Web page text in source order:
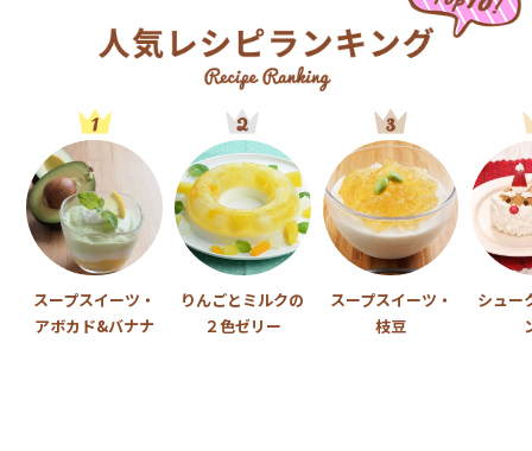
スープスイーツ・
アボカド&バナナ
りんごとミルクの
２色ゼリー
スープスイーツ・
枝豆
シュー